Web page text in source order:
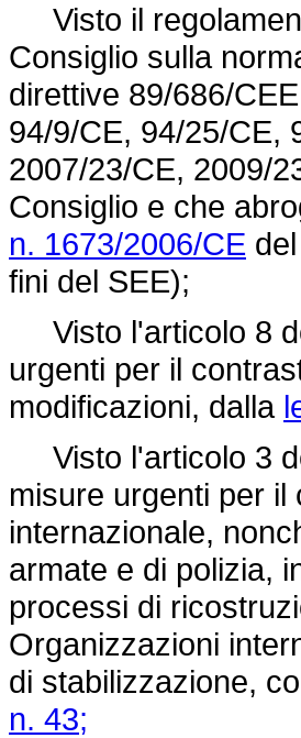
Visto il
Consiglio sulla
direttive 89/686/
94/9/CE, 94/25/CE,
2007/23/CE, 2009/
Consiglio e che
n. 1673/2006/CE
fini del SEE);
Visto l'articolo 8
urgenti per il
modificazioni, dalla
Visto l'articolo 3
misure urgenti per
internazionale,
armate e di polizia,
processi di
Organizzazioni
di stabilizzazione,
n. 43;